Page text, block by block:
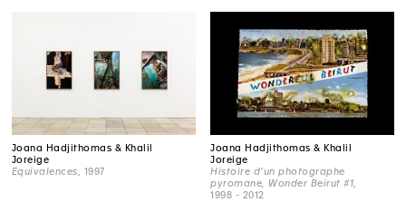
Joana Hadjithomas & Khalil
Joreige
Equivalences , 1997
Joana Hadjithomas & Khalil
Joreige
Histoire d’un photographe
pyromane, Wonder Beirut #1
1998 - 2012